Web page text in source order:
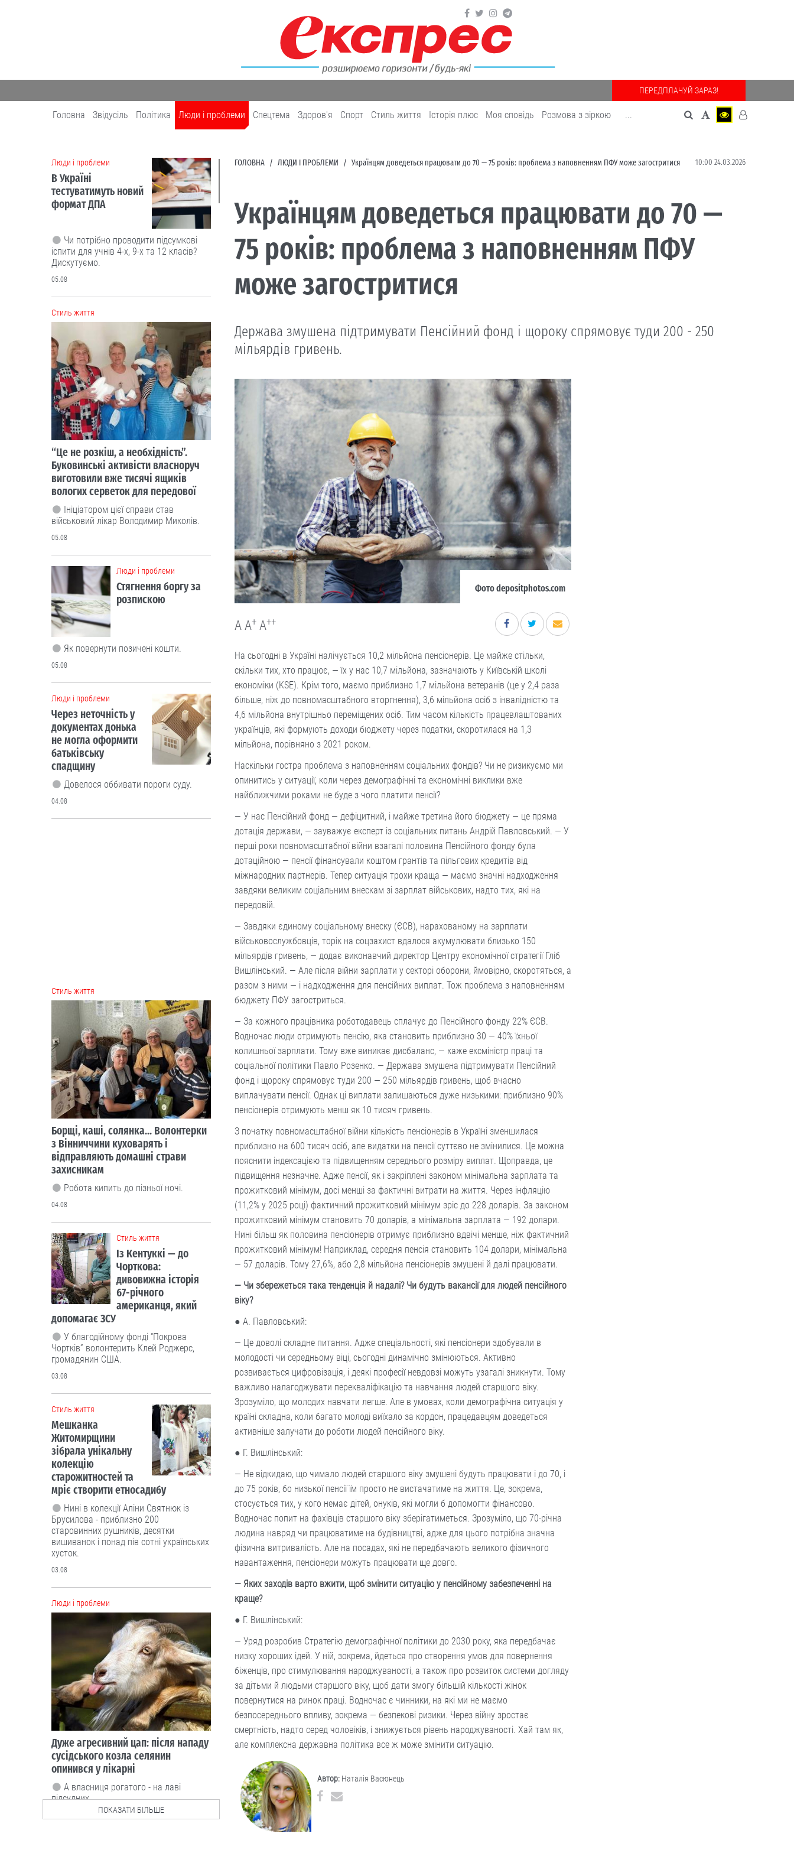
ПЕРЕДПЛАЧУЙ ЗАРАЗ!
Головна Звідусіль Політика Люди і проблеми Спецтема Здоров'я Cпорт Cтиль життя Історія плюс Моя сповідь Розмова з зіркою ...
ГОЛОВНА ЛЮДИ І ПРОБЛЕМИ Українцям доведеться працювати до 70 — 75 років: проблема з наповненням ПФУ може загостритися 10:00 24.03.2026
Українцям доведеться працювати до 70 —
75 років: проблема з наповненням ПФУ
може загостритися
Держава змушена підтримувати Пенсійний фонд і щороку спрямовує туди 200 - 250
мільярдів гривень.
Фото depositphotos.com
A A+ A++
На сьогодні в Україні налічується 10,2 мільйона пенсіонерів. Це майже стільки,
скільки тих, хто працює, — їх у нас 10,7 мільйона, зазначають у Київській школі
економіки (KSE). Крім того, маємо приблизно 1,7 мільйона ветеранів (це у 2,4 раза
більше, ніж до повномасштабного вторгнення), 3,6 мільйона осіб з інвалідністю та
4,6 мільйона внутрішньо переміщених осіб. Тим часом кількість працевлаштованих
українців, які формують доходи бюджету через податки, скоротилася на 1,3
мільйона, порівняно з 2021 роком.
Наскільки гостра проблема з наповненням соціальних фондів? Чи не ризикуємо ми
опинитись у ситуації, коли через демографічні та економічні виклики вже
найближчими роками не буде з чого платити пенсії?
— У нас Пенсійний фонд — дефіцитний, і майже третина його бюджету — це пряма
дотація держави, — зауважує експерт із соціальних питань Андрій Павловський. — У
перші роки повномасштабної війни взагалі половина Пенсійного фонду була
дотаційною — пенсії фінансували коштом грантів та пільгових кредитів від
міжнародних партнерів. Тепер ситуація трохи краща — маємо значні надходження
завдяки великим соціальним внескам зі зарплат військових, надто тих, які на
передовій.
— Завдяки єдиному соціальному внеску (ЄСВ), нарахованому на зарплати
військовослужбовців, торік на соцзахист вдалося акумулювати близько 150
мільярдів гривень, — додає виконавчий директор Центру економічної стратегії Гліб
Вишлінський. — Але після війни зарплати у секторі оборони, ймовірно, скоротяться, а
разом з ними — і надходження для пенсійних виплат. Тож проблема з наповненням
бюджету ПФУ загостриться.
— За кожного працівника роботодавець сплачує до Пенсійного фонду 22% ЄСВ.
Водночас люди отримують пенсію, яка становить приблизно 30 — 40% їхньої
колишньої зарплати. Тому вже виникає дисбаланс, — каже ексміністр праці та
соціальної політики Павло Розенко. — Держава змушена підтримувати Пенсійний
фонд і щороку спрямовує туди 200 — 250 мільярдів гривень, щоб вчасно
виплачувати пенсії. Однак ці виплати залишаються дуже низькими: приблизно 90%
пенсіонерів отримують менш як 10 тисяч гривень.
З початку повномасштабної війни кількість пенсіонерів в Україні зменшилася
приблизно на 600 тисяч осіб, але видатки на пенсії суттєво не змінилися. Це можна
пояснити індексацією та підвищенням середнього розміру виплат. Щоправда, це
підвищення незначне. Адже пенсії, як і закріплені законом мінімальна зарплата та
прожитковий мінімум, досі менші за фактичні витрати на життя. Через інфляцію
(11,2% у 2025 році) фактичний прожитковий мінімум зріс до 228 доларів. За законом
прожитковий мінімум становить 70 доларів, а мінімальна зарплата — 192 долари.
Нині більш як половина пенсіонерів отримує приблизно вдвічі менше, ніж фактичний
прожитковий мінімум! Наприклад, середня пенсія становить 104 долари, мінімальна
— 57 доларів. Тому 27,6%, або 2,8 мільйона пенсіонерів змушені й далі працювати.
— Чи збережеться така тенденція й надалі? Чи будуть вакансії для людей пенсійного
віку?
● А. Павловський:
— Це доволі складне питання. Адже спеціальності, які пенсіонери здобували в
молодості чи середньому віці, сьогодні динамічно змінюються. Активно
розвивається цифровізація, і деякі професії невдовзі можуть узагалі зникнути. Тому
важливо налагоджувати перекваліфікацію та навчання людей старшого віку.
Зрозуміло, що молодих навчати легше. Але в умовах, коли демографічна ситуація у
країні складна, коли багато молоді виїхало за кордон, працедавцям доведеться
активніше залучати до роботи людей пенсійного віку.
● Г. Вишлінський:
— Не відкидаю, що чимало людей старшого віку змушені будуть працювати і до 70, і
до 75 років, бо низької пенсії їм просто не вистачатиме на життя. Це, зокрема,
стосується тих, у кого немає дітей, онуків, які могли б допомогти фінансово.
Водночас попит на фахівців старшого віку зберігатиметься. Зрозуміло, що 70-річна
людина навряд чи працюватиме на будівництві, адже для цього потрібна значна
фізична витривалість. Але на посадах, які не передбачають великого фізичного
навантаження, пенсіонери можуть працювати ще довго.
— Яких заходів варто вжити, щоб змінити ситуацію у пенсійному забезпеченні на
краще?
● Г. Вишлінський:
— Уряд розробив Стратегію демографічної політики до 2030 року, яка передбачає
низку хороших ідей. У ній, зокрема, йдеться про створення умов для повернення
біженців, про стимулювання народжуваності, а також про розвиток системи догляду
за дітьми й людьми старшого віку, щоб дати змогу більшій кількості жінок
повернутися на ринок праці. Водночас є чинники, на які ми не маємо
безпосереднього впливу, зокрема — безпекові ризики. Через війну зростає
смертність, надто серед чоловіків, і знижується рівень народжуваності. Хай там як,
але комплексна державна політика все ж може змінити ситуацію.
Автор: Наталія Васюнець
Люди і проблеми
В Україні
тестуватимуть новий
формат ДПА
Чи потрібно проводити підсумкові
іспити для учнів 4-х, 9-х та 12 класів?
Дискутуємо.
05.08
Cтиль життя
“Це не розкіш, а необхідність”.
Буковинські активісти власноруч
виготовили вже тисячі ящиків
вологих серветок для передової
Ініціатором цієї справи став
військовий лікар Володимир Миколів.
05.08
Люди і проблеми
Стягнення боргу за
розпискою
Як повернути позичені кошти.
05.08
Люди і проблеми
Через неточність у
документах донька
не могла оформити
батьківську
спадщину
Довелося оббивати пороги суду.
04.08
з Вінниччини куховарять і
відправляють домашні страви
захисникам
Робота кипить до пізньої ночі.
04.08
Cтиль життя
Із Кентуккі — до
Чорткова:
дивовижна історія
67-річного
американця, який
допомагає ЗСУ
Чортків” волонтерить Клей Роджерс,
громадянин США.
Cтиль життя
Мешканка
Житомирщини
зібрала унікальну
колекцію
старожитностей та
мріє створити етносадибу
Нині в колекції Аліни Святнюк із
Брусилова - приблизно 200
старовинних рушників, десятки
хусток.
03.08
Люди і проблеми
Дуже агресивний цап: після нападу
сусідського козла селянин
опинився у лікарні
А власниця рогатого - на лаві
підсудних.
03.08
Люди і проблеми
На чому економлять
українці та від чого
не готові
відмовитися
На дрібні щоденні потреби наші
співвітчизники щомісяця витрачають
понад 4,5 тисячі гривень.
ПОКАЗАТИ БІЛЬШЕ